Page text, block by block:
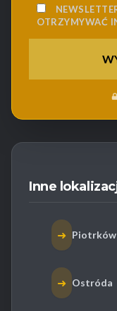
OTRZYMYWAĆ
Inne
➜ Piotrków
➜ Ostróda